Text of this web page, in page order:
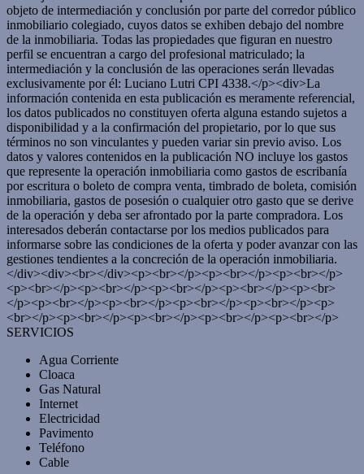
objeto de intermediación y conclusión por parte del corredor público
inmobiliario colegiado, cuyos datos se exhiben debajo del nombre
de la inmobiliaria. Todas las propiedades que figuran en nuestro
perfil se encuentran a cargo del profesional matriculado; la
intermediación y la conclusión de las operaciones serán llevadas
exclusivamente por él: Luciano Lutri CPI 4338.</p><div>La
información contenida en esta publicación es meramente referencial,
los datos publicados no constituyen oferta alguna estando sujetos a
disponibilidad y a la confirmación del propietario, por lo que sus
términos no son vinculantes y pueden variar sin previo aviso. Los
datos y valores contenidos en la publicación NO incluye los gastos
que represente la operación inmobiliaria como gastos de escribanía
por escritura o boleto de compra venta, timbrado de boleta, comisión
inmobiliaria, gastos de posesión o cualquier otro gasto que se derive
de la operación y deba ser afrontado por la parte compradora. Los
interesados deberán contactarse por los medios publicados para
informarse sobre las condiciones de la oferta y poder avanzar con las
gestiones tendientes a la concreción de la operación inmobiliaria.
</div><div><br></div><p><br></p><p><br></p><p><br></p>
<p><br></p><p><br></p><p><br></p><p><br></p><p><br>
</p><p><br></p><p><br></p><p><br></p><p><br></p><p>
<br></p><p><br></p><p><br></p><p><br></p><p><br></p>
SERVICIOS
Agua Corriente
Cloaca
Gas Natural
Internet
Electricidad
Pavimento
Teléfono
Cable